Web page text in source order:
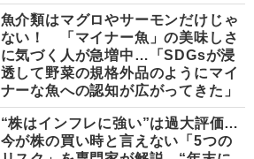
魚介類はマグロやサーモンだけじゃ
ない！ 「マイナー魚」の美味しさ
に気づく人が急増中…「SDGsが浸
透して野菜の規格外品のようにマイ
ナーな魚への認知が広がってきた」
“株はインフレに強い”は過大評価…
今が株の買い時と言えない「5つの